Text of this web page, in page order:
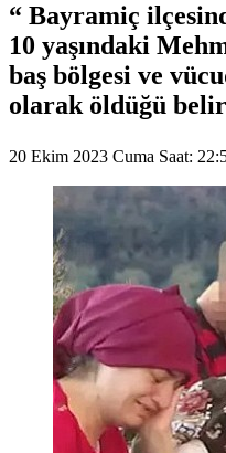
Bayramiç
10 yaşındaki
baş bölgesi ve
olarak öldüğü
20 Ekim 2023 Cuma Saat: